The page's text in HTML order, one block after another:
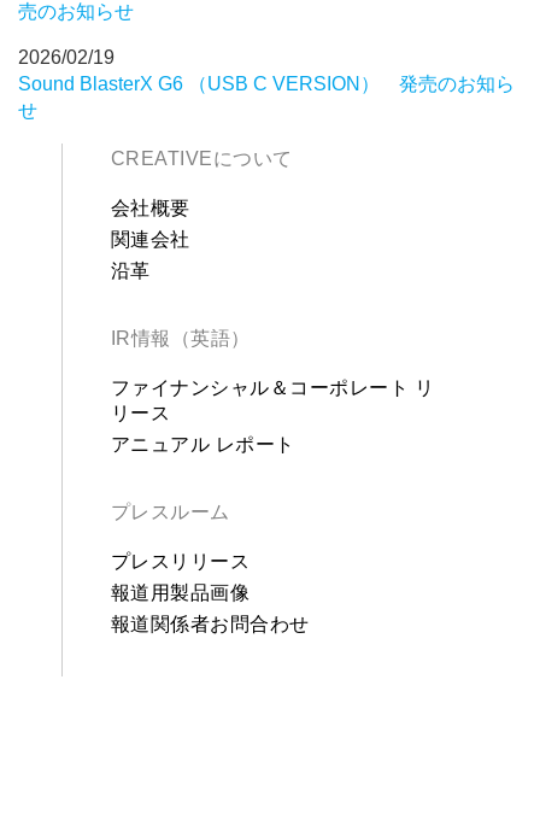
売のお知らせ
2026/02/19
Sound BlasterX G6 （USB C VERSION） 発売のお知ら
せ
CREATIVEについて
会社概要
関連会社
沿革
IR情報（英語）
ファイナンシャル＆コーポレート リ
リース
アニュアル レポート
プレスルーム
プレスリリース
報道用製品画像
報道関係者お問合わせ